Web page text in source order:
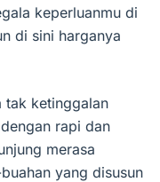
keperluanmu di
di sini harganya
tak ketinggalan
rapi dan
merasa
yang disusun